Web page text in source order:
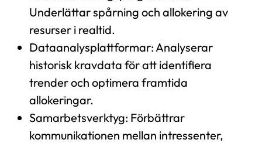
Underlättar spårning och allokering av
resurser i realtid.
Dataanalysplattformar: Analyserar
historisk kravdata för att identifiera
trender och optimera framtida
allokeringar.
Samarbetsverktyg: Förbättrar
kommunikationen mellan intressenter,